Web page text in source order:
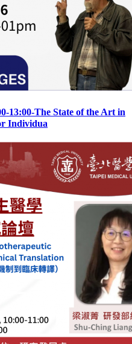
13:00-The State of the Art in
Individua